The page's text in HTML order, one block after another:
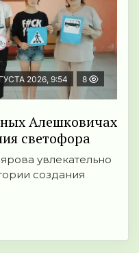
2026, 9:54 8
Алешковичах
светофора
увлекательно
создания